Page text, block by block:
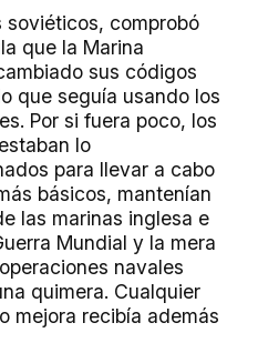
soviéticos, comprobó
que la Marina
sus códigos
que seguía usando los
Por si fuera poco, los
lo
para llevar a cabo
básicos, mantenían
las marinas inglesa e
Mundial y la mera
navales
quimera. Cualquier
mejora recibía además